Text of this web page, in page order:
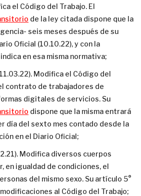
el Código del Trabajo. El
de la ley citada dispone que la
seis meses después de su
Oficial (10.10.22), y con la
en esa misma normativa;
11.03.22). Modifica el Código del
contrato de trabajadores de
digitales de servicios. Su
dispone que la misma entrará
día del sexto mes contado desde la
en el Diario Oficial;
Modifica diversos cuerpos
en igualdad de condiciones, el
del mismo sexo. Su artículo 5°
al Código del Trabajo;